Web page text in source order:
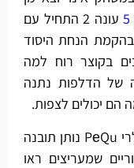
עונה 2 התחיל עם
בהקמת הנחת היסוד
בקוצר רוח למה
5 עונה 3, סדרה של הדלפות נתנה
יכולים לצפות.
ציוץ חדש של מדליף Fortnite הפופולרי PеQu נותן תובנה
שמעריצים ראו